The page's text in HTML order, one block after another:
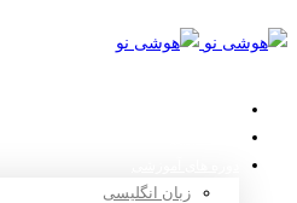
زبان انگلیسی